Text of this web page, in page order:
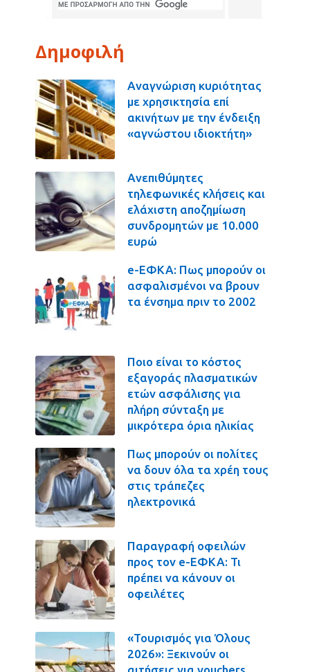
Δημοφιλή
Αναγνώριση κυριότητας
με χρησικτησία επί
ακινήτων με την ένδειξη
«αγνώστου ιδιοκτήτη»
Ανεπιθύμητες
τηλεφωνικές κλήσεις και
ελάχιστη αποζημίωση
συνδρομητών με 10.000
ευρώ
e-ΕΦΚΑ: Πως μπορούν οι
ασφαλισμένοι να βρουν
τα ένσημα πριν το 2002
Ποιο είναι το κόστος
εξαγοράς πλασματικών
ετών ασφάλισης για
πλήρη σύνταξη με
μικρότερα όρια ηλικίας
Πως μπορούν οι πολίτες
να δουν όλα τα χρέη τους
στις τράπεζες
ηλεκτρονικά
Παραγραφή οφειλών
προς τον e-ΕΦΚΑ: Τι
πρέπει να κάνουν οι
οφειλέτες
«Τουρισμός για Όλους
2026»: Ξεκινούν οι
αιτήσεις για vouchers